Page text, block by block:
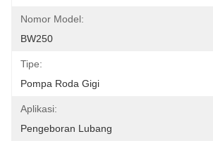
Nomor Model:
BW250
Tipe:
Pompa Roda Gigi
Aplikasi:
Pengeboran Lubang